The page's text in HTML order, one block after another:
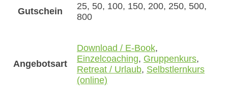
Gutschein
25, 50, 100, 150, 200, 250, 500,
800
Angebotsart
Download / E-Book,
Einzelcoaching, Gruppenkurs,
Retreat / Urlaub, Selbstlernkurs
(online)